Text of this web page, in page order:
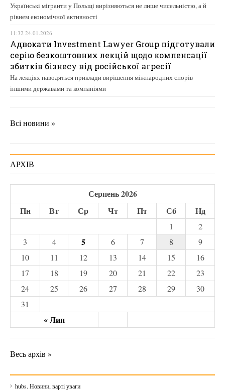
Українські мігранти у Польщі вирізняються не лише чисельністю, а й
рівнем економічної активності
11:32 24.01.2026
Адвокати Investment Lawyer Group підготували
серію безкоштовних лекцій щодо компенсації
збитків бізнесу від російської агресії
На лекціях наводяться приклади вирішення міжнародних спорів
іншими державами та компаніями
Всі новини »
АРХІВ
Серпень 2026
Пн
Вт Ср Чт Пт Сб Нд
« Лип
1
2
3
4 5 6 7 8
9
10
11 12 13 14 15
16
17
18 19 20 21 22
23
24
25 26 27 28 29
30
31
Весь архів »
hubs. Новини, варті уваги